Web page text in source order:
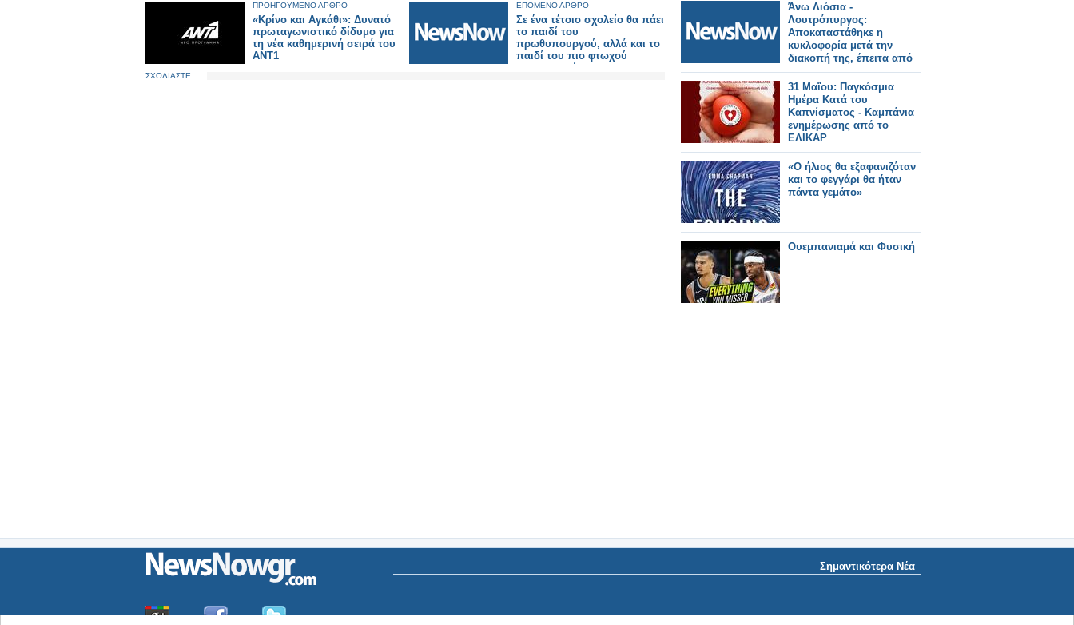
ΠΡΟΗΓΟΥΜΕΝΟ ΑΡΘΡΟ
«Κρίνο και Αγκάθι»: Δυνατό
πρωταγωνιστικό δίδυμο για
τη νέα καθημερινή σειρά του
ΑΝΤ1
ΕΠΟΜΕΝΟ ΑΡΘΡΟ
Σε ένα τέτοιο σχολείο θα πάει
το παιδί του
πρωθυπουργού, αλλά και το
παιδί του πιο φτωχού
νοικοκυριού.
ΣΧΟΛΙΑΣΤΕ
Άνω Λιόσια -
Λουτρόπυργος:
Αποκαταστάθηκε η
κυκλοφορία μετά την
διακοπή της, έπειτα από
πυρκαγιά πλησίον της
γραμμής.
31 Μαΐου: Παγκόσμια
Ημέρα Κατά του
Καπνίσματος - Καμπάνια
ενημέρωσης από το
ΕΛΙΚΑΡ
«Ο ήλιος θα εξαφανιζόταν
και το φεγγάρι θα ήταν
πάντα γεμάτο»
Ουεμπανιαμά και Φυσική
Σημαντικότερα Νέα